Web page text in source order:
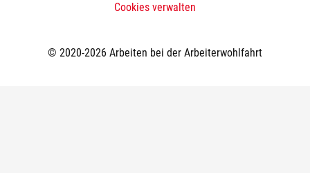
Cookies verwalten
© 2020-2026 Arbeiten bei der Arbeiterwohlfahrt